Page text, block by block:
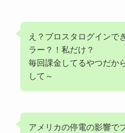
え？ブロスタログインで
ラー？！私だけ？
毎回課金してるやつだか
して～
アメリカの停電の影響で